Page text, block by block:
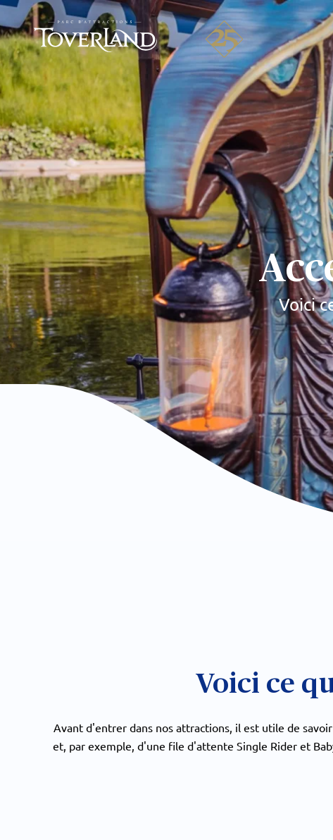
Voici
Voici ce
Avant d'entrer dans nos attractions, il est utile de
et, par exemple, d'une file d'attente Single Rider et